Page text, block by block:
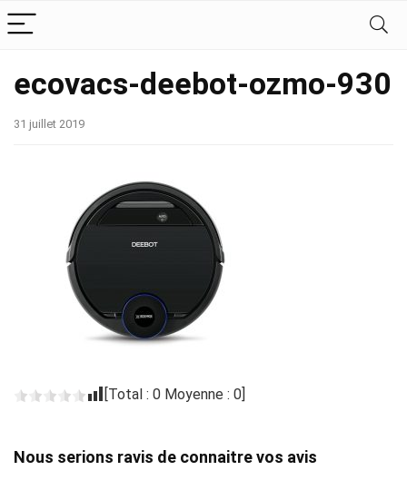
ecovacs-deebot-ozmo-930
31 juillet 2019
[Total : 0 Moyenne : 0]
Nous serions ravis de connaitre vos avis